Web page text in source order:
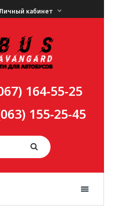
кабинет
164-55-25
155-25-45